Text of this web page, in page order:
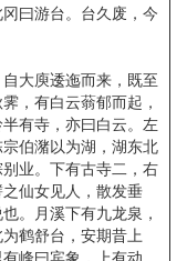
曰游台。台久废，今
大庾逶迤而来，既至
，有白云蓊郁而起，
有寺，亦曰白云。左
伯潴以为湖，湖东北
业。下有古寺二，右
仙女见人，散发垂
。月溪下有九龙泉，
鹤舒台，安期昔上
有峰曰宾象，上有动